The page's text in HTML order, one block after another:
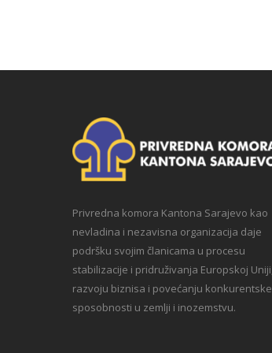
Privredna komora Kantona Sarajevo kao
nevladina i nezavisna organizacija daje
podršku svojim članicama u procesu
stabilizacije i pridruživanja Europskoj Uniji,
razvoju biznisa i povećanju konkurentske
sposobnosti u zemlji i inozemstvu.